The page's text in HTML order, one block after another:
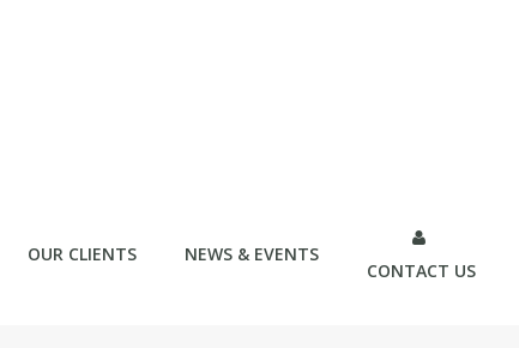
OUR CLIENTS NEWS & EVENTS
CONTACT US